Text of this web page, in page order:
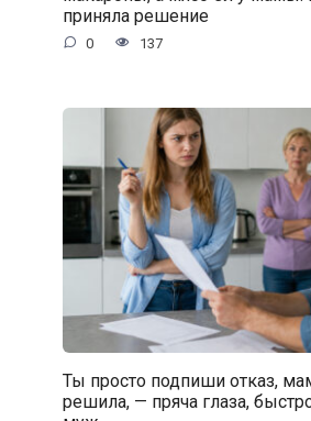
приняла решение
0 137
Ты просто подпиши отказ,
решила, — пряча глаза,